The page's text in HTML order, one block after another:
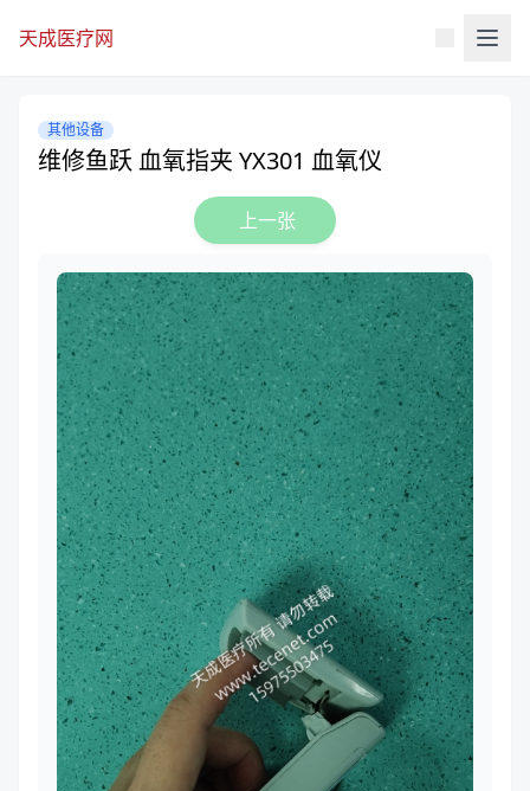
天成医疗网
其他设备
维修鱼跃 血氧指夹 YX301 血氧仪
上一张